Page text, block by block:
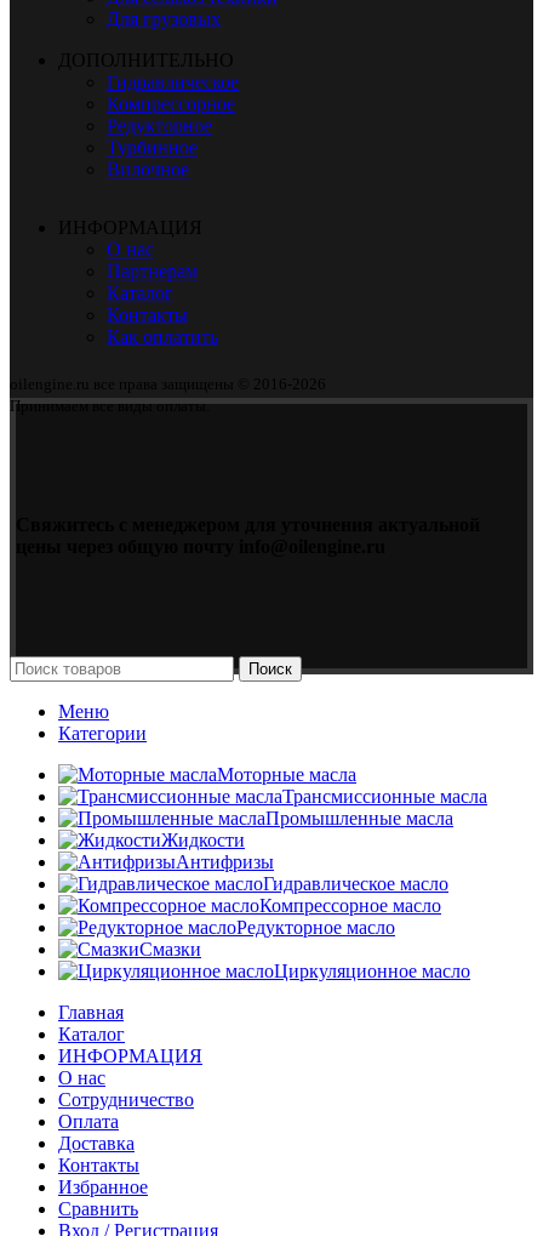
Для грузовых
ДОПОЛНИТЕЛЬНО
Гидравлическое
Компрессорное
Редукторное
Турбинное
Вилочное
ИНФОРМАЦИЯ
О нас
Партнерам
Каталог
Контакты
Как оплатить
oilengine.ru все права защищены © 2016-2026
Принимаем все виды оплаты.
Поиск
Меню
Категории
Моторные масла
Трансмиссионные масла
Промышленные масла
Жидкости
Антифризы
Гидравлическое масло
Компрессорное масло
Редукторное масло
Смазки
Циркуляционное масло
Главная
Каталог
ИНФОРМАЦИЯ
О нас
Сотрудничество
Оплата
Доставка
Контакты
Избранное
Сравнить
Вход / Регистрация